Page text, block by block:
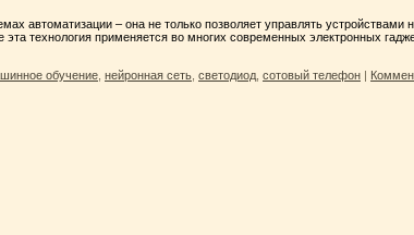
автоматизации – она не только позволяет управлять устройствами
технология применяется во многих современных электронных
обучение нейронная сеть светодиод сотовый телефон |